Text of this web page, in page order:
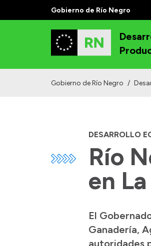
Gobierno de Río Negro
Gobierno de Río Negro /
DESARROLLO
Río
en
El
Ganadería,
autoridades